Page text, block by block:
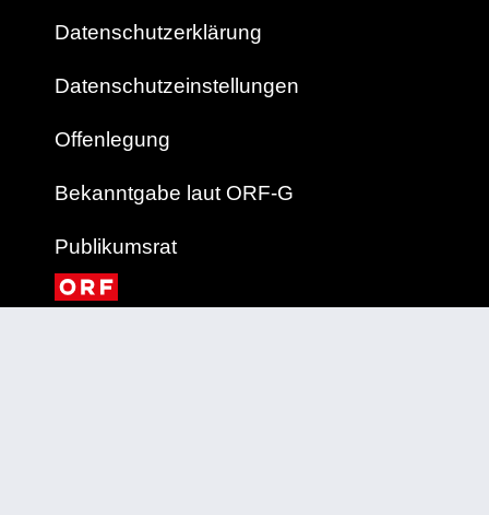
Datenschutzerklärung
Datenschutzeinstellungen
Offenlegung
Bekanntgabe laut ORF-G
Publikumsrat